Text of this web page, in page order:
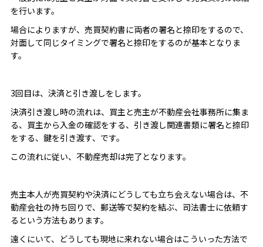
を行います。
場合によりますが、売買契約書に両者の署名と捺印をするので、
対面して同じタイミングで署名と捺印をするのが基本となりま
す。
3回目は、決済と引き渡しをします。
決済引き渡し時の流れは、買主と売主が不動産会社事務所に集ま
る、買主から入金の確認をする、引き渡し関連書類に署名と捺印
をする、鍵を引き渡す、です。
この流れに従い、不動産売却は完了となります。
売主本人が売買契約や決済にどうしても立ち会えない場合は、不
動産会社の持ち回りで、郵送等で契約を結ぶ、司法書士に依頼す
るという方法もあります。
遠くにいて、どうしても現地に来れない場合はこういった方法で